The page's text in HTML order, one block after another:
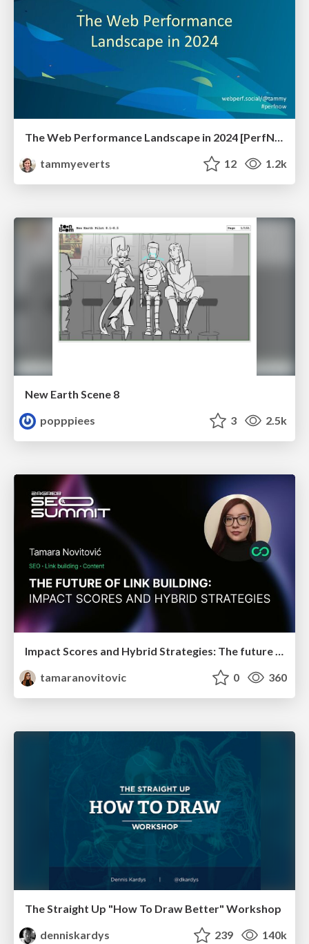
tammyeverts
12 1.2k
New Earth Scene 8
popppiees
3 2.5k
Impact Scores and Hybrid Strategies: The future of link building
tamaranovitovic
0 360
The Straight Up "How To Draw Better" Workshop
denniskardys
239 140k